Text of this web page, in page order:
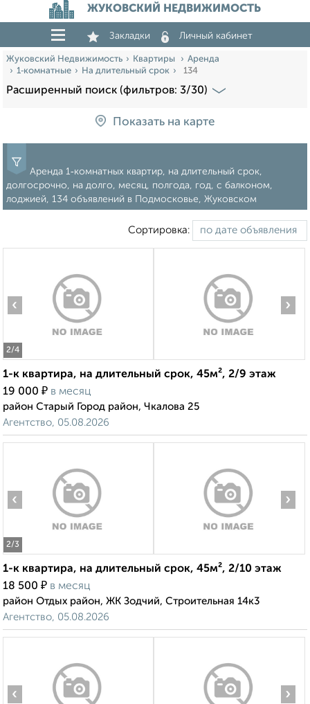
ЖУКОВСКИЙ НЕДВИЖИМОСТЬ
Закладки Личный кабинет
Жуковский Недвижимость Квартиры
Аренда
1‑комнатные
На длительный срок 134
Расширенный поиск (фильтров: 3/30)
Показать на карте
Аренда 1‑комнатных квартир, на длительный срок,
долгосрочно, на долго, месяц, полгода, год, с балконом,
лоджией, 134 объявлений в Подмосковье, Жуковском
Сортировка:
2/4
‹ ›
1-к квартира, на длительный срок, 45м², 2/9 этаж
19 000 ₽ в месяц
район Старый Город район, Чкалова 25
Агентство, 05.08.2026
2/3
‹ ›
1-к квартира, на длительный срок, 45м², 2/10 этаж
18 500 ₽ в месяц
район Отдых район, ЖК Зодчий, Строительная 14к3
Агентство, 05.08.2026
‹ ›